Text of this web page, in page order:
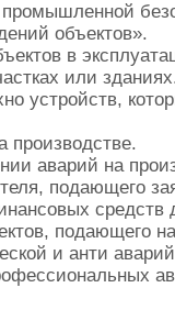
объектов».
в
или
устройств,
производстве.
аварий на
подающего
средств
подающего
и анти